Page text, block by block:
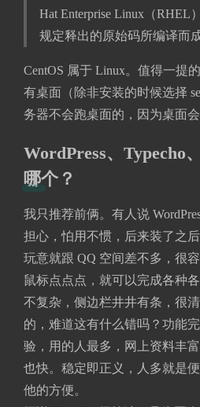
Hat Enterprise Linux（RHEL
规定释出的原始码所编译而成
CentOS 属于 Linux。值得一提
有桌面（除非安装的时候选择
务器不会跑桌面的，因为桌面
WordPress、Typecho
哪个？
我只推荐前俩。有人说
担心，怕用不惯，后来装了之
玩意就跟 QQ 空间差不多，很
鼠标点点点，就可以完成各种
不复杂，侧边栏井井有条，很
的，难道这有什么错吗？功能
验，用的人最多，网上资料丰
也快。稳定即正义，人多就是
他的方便。